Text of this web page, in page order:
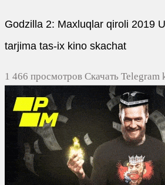
Godzilla 2: Maxluqlar qiroli 2019
tarjima tas-ix kino skachat
1 466 просмотров Скачать
yuklash